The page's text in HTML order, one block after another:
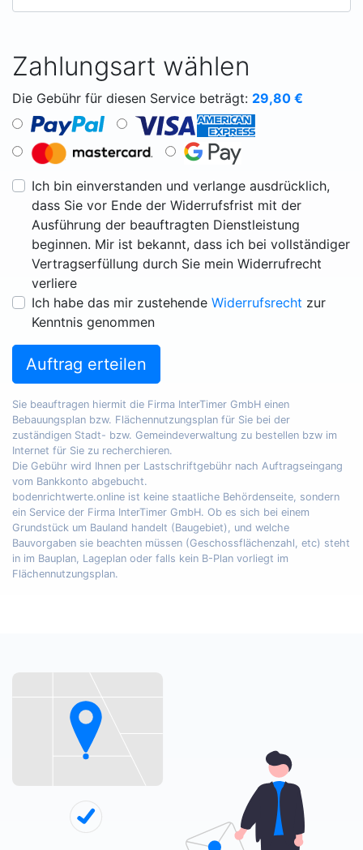
Zahlungsart wählen
Die Gebühr für diesen Service beträgt: 29,80 €
Ich bin einverstanden und verlange ausdrücklich,
dass Sie vor Ende der Widerrufsfrist mit der
Ausführung der beauftragten Dienstleistung
beginnen. Mir ist bekannt, dass ich bei vollständiger
Vertragserfüllung durch Sie mein Widerrufrecht
verliere
Ich habe das mir zustehende Widerrufsrecht zur
Kenntnis genommen
Auftrag erteilen
Sie beauftragen hiermit die Firma InterTimer GmbH einen
Bebauungsplan bzw. Flächennutzungsplan für Sie bei der
zuständigen Stadt- bzw. Gemeindeverwaltung zu bestellen bzw im
Internet für Sie zu recherchieren.
Die Gebühr wird Ihnen per Lastschriftgebühr nach Auftragseingang
vom Bankkonto abgebucht.
bodenrichtwerte.online ist keine staatliche Behördenseite, sondern
ein Service der Firma InterTimer GmbH. Ob es sich bei einem
Grundstück um Bauland handelt (Baugebiet), und welche
Bauvorgaben sie beachten müssen (Geschossflächenzahl, etc) steht
in im Bauplan, Lageplan oder falls kein B-Plan vorliegt im
Flächennutzungsplan.